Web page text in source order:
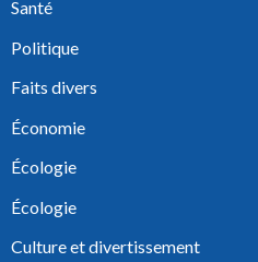
Santé
Politique
Faits divers
Économie
Écologie
Écologie
Culture et divertissement